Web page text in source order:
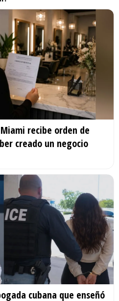
recibe orden de
creado un negocio
cubana que enseñó